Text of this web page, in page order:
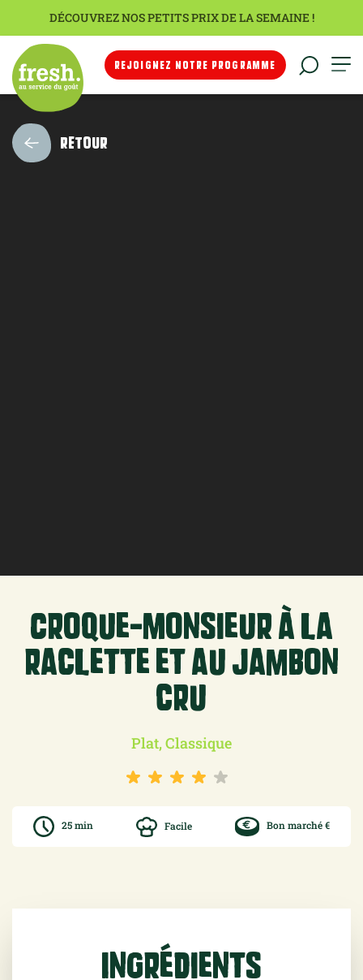
DÉCOUVREZ NOS PETITS PRIX DE LA SEMAINE !
REJOIGNEZ NOTRE PROGRAMME
RETOUR
Croque-Monsieur à la
raclette et au jambon
cru
Plat, Classique
25 min Facile Bon marché €
Ingrédients